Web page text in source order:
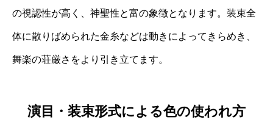
の視認性が高く、神聖性と富の象徴となります。装束全
体に散りばめられた金糸などは動きによってきらめき、
舞楽の荘厳さをより引き立てます。
演目・装束形式による色の使われ方